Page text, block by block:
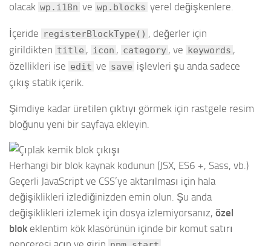
olacak wp.i18n ve wp.blocks yerel değişkenlere.
İçeride registerBlockType() , değerler için
girildikten title , icon , category , ve keywords ,
özellikleri ise edit ve save işlevleri şu anda sadece
çıkış statik içerik.
Şimdiye kadar üretilen çıktıyı görmek için rastgele resim
bloğunu yeni bir sayfaya ekleyin.
Herhangi bir blok kaynak kodunun (JSX, ES6 +, Sass, vb.)
Geçerli JavaScript ve CSS’ye aktarılması için hala
değişiklikleri izlediğinizden emin olun. Şu anda
değişiklikleri izlemek için dosya izlemiyorsanız, özel
blok eklentim kök klasörünün içinde bir komut satırı